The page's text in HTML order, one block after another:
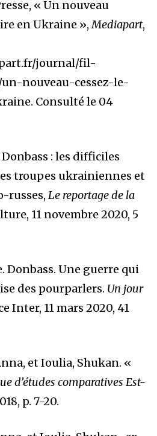
« Un nouveau
en Ukraine »,Mediapart,
journal/fil-
nouveau-cessez-le-
. Consulté le 04
: les difficiles
troupes ukrainiennes et
russes, Le reportage de la
11 novembre 2020, 5
Donbass. Une guerre qui
des pourparlers. Un jour
Inter, 11 mars 2020, 41
et Ioulia, Shukan. «
d’études comparatives Est-
p. 7-20.